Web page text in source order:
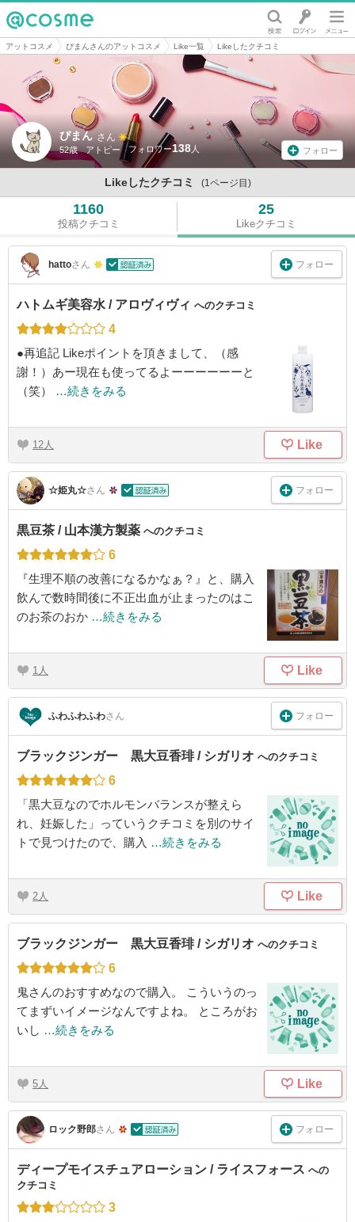
@cosme
アットコスメ ぴまんさんのアットコスメ Like一覧 Likeしたクチコミ
ぴまん さん
52歳 アトピー 138 フォロー
Likeしたクチコミ (1ページ目)
1160
投稿クチコミ
25
Likeクチコミ
hattoさん フォロー
ハトムギ美容水 / アロヴィヴィ へのクチコミ
4
●再追記 Likeポイントを頂きまして、（感
謝！）あー現在も使ってるよーーーーーーと
（笑）
…続きをみる
12 Like
☆姫丸☆さん フォロー
黒豆茶 / 山本漢方製薬 へのクチコミ
6
『生理不順の改善になるかなぁ？』と、購入
飲んで数時間後に不正出血が止まったのはこ
のお茶のおか …続きをみる
1 Like
ふわふわふわさん フォロー
ブラックジンガー 黒大豆香琲 / シガリオ へのクチコミ
6
「黒大豆なのでホルモンバランスが整えら
れ、妊娠した」っていうクチコミを別のサイ
トで見つけたので、購入 …続きをみる
2 Like
ブラックジンガー 黒大豆香琲 / シガリオ へのクチコミ
6
鬼さんのおすすめなので購入。 こういうのっ
てまずいイメージなんですよね。 ところがお
いし …続きをみる
5 Like
ロック野郎さん フォロー
ディープモイスチュアローション / ライスフォース への
クチコミ
3